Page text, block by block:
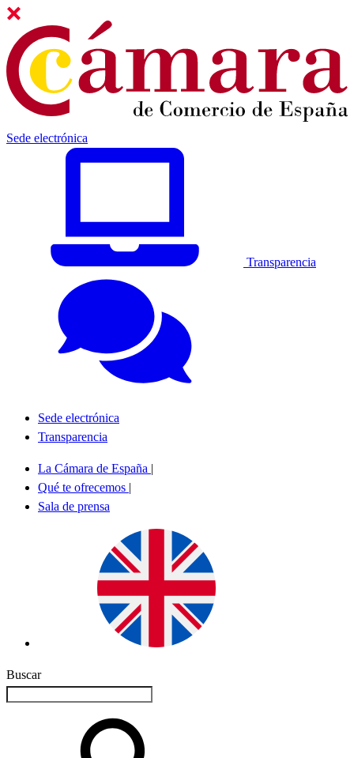
Sede electrónica
Transparencia
Sede electrónica
Transparencia
La Cámara de España |
Qué te ofrecemos |
Sala de prensa
Buscar